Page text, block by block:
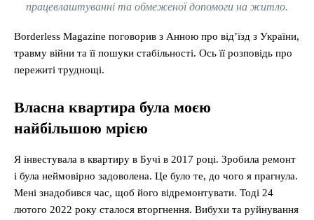
працевлаштуванні та обмеженої допомоги на житло.
Borderless Magazine поговорив з Анною про від’їзд з України,
травму війни та її пошуки стабільності. Ось її розповідь про
пережиті труднощі.
Власна квартира була моєю
найбільшою мрією
Я інвестувала в квартиру в Бучі в 2017 році. Зробила ремонт
і була неймовірно задоволена. Це було те, до чого я прагнула.
Мені знадобився час, щоб його відремонтувати. Тоді 24
лютого 2022 року сталося вторгнення. Вибухи та руйнування